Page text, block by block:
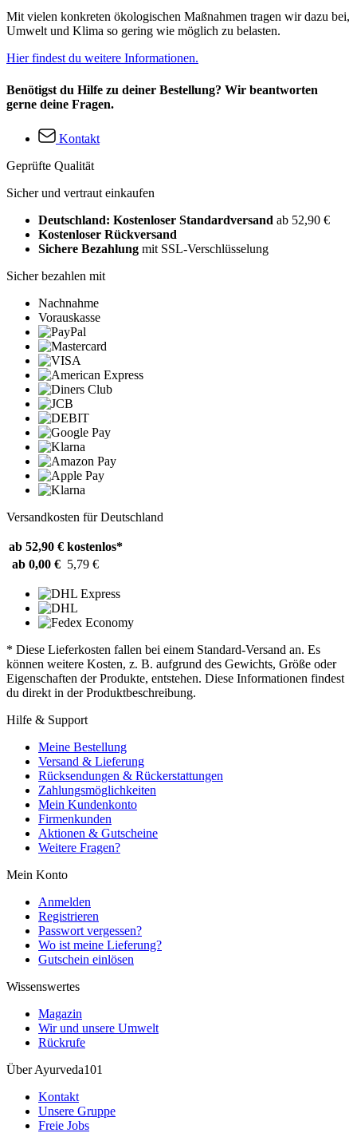
Mit vielen konkreten ökologischen Maßnahmen tragen wir dazu bei,
Umwelt und Klima so gering wie möglich zu belasten.
Hier findest du weitere Informationen.
Benötigst du Hilfe zu deiner Bestellung? Wir beantworten
gerne deine Fragen.
Kontakt
Geprüfte Qualität
Sicher und vertraut einkaufen
Deutschland: Kostenloser Standardversand ab 52,90 €
Kostenloser Rückversand
Sichere Bezahlung mit SSL-Verschlüsselung
Sicher bezahlen mit
Nachnahme
Vorauskasse
Versandkosten für Deutschland
ab 52,90 € kostenlos*
ab 0,00 € 5,79 €
* Diese Lieferkosten fallen bei einem Standard-Versand an. Es
können weitere Kosten, z. B. aufgrund des Gewichts, Größe oder
Eigenschaften der Produkte, entstehen. Diese Informationen findest
du direkt in der Produktbeschreibung.
Hilfe & Support
Meine Bestellung
Versand & Lieferung
Rücksendungen & Rückerstattungen
Zahlungsmöglichkeiten
Mein Kundenkonto
Firmenkunden
Aktionen & Gutscheine
Weitere Fragen?
Mein Konto
Anmelden
Registrieren
Passwort vergessen?
Wo ist meine Lieferung?
Gutschein einlösen
Wissenswertes
Magazin
Wir und unsere Umwelt
Rückrufe
Über Ayurveda101
Kontakt
Unsere Gruppe
Freie Jobs